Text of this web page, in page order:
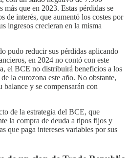
más que en 2023. Estas pérdidas se
de interés, que aumentó los costes por
ingresos crecieran en la misma
pudo reducir sus pérdidas aplicando
en 2024 no contó con este
el BCE no distribuirá beneficios a los
la eurozona este año. No obstante,
balance y se compensarán con
de la estrategia del BCE, que
la compra de deuda a tipos fijos y
que paga intereses variables por sus